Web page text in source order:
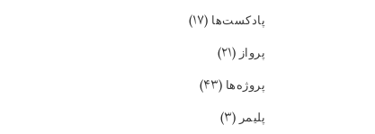
پادکست‌ها (۱۷)
پرواز(۲۱)
پروژه‌ها (۴۳)
پلیمر(۳)